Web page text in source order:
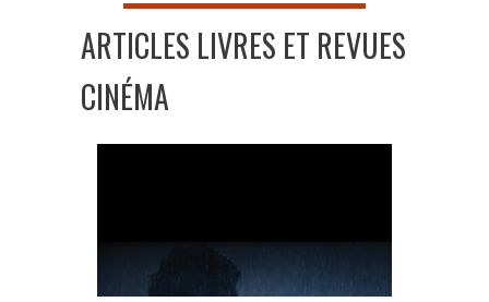
ARTICLES LIVRES ET REVUES
CINÉMA